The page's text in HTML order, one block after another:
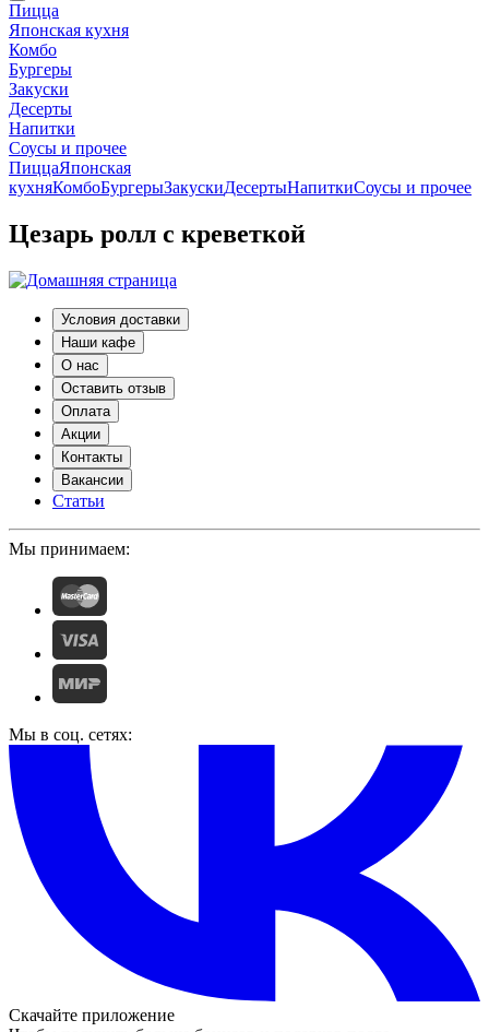
Пицца
Японская кухня
Комбо
Бургеры
Закуски
Десерты
Напитки
Соусы и прочее
ПиццаЯпонская
кухняКомбоБургерыЗакускиДесертыНапиткиСоусы и прочее
Цезарь ролл с креветкой
Условия доставки
Наши кафе
О нас
Оставить отзыв
Оплата
Акции
Контакты
Вакансии
Статьи
Мы принимаем:
Мы в соц. сетях:
Скачайте приложение